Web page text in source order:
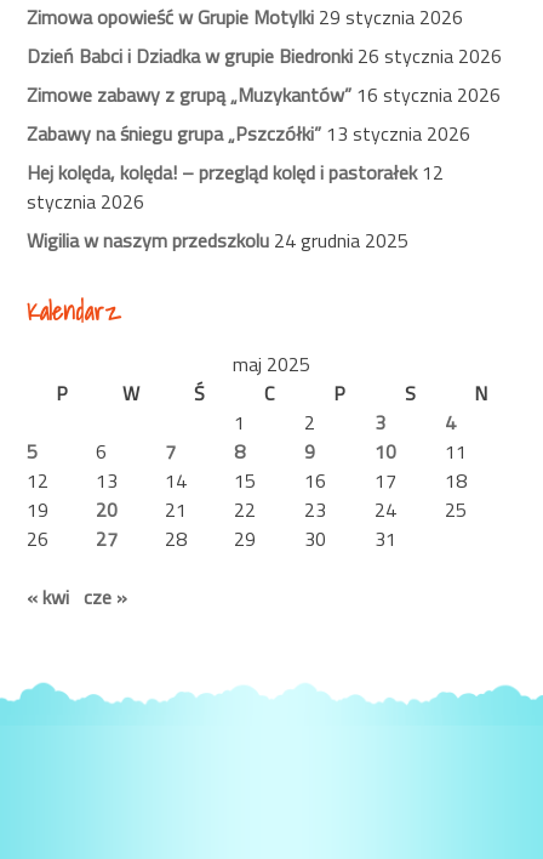
Zimowa opowieść w Grupie Motylki 29 stycznia 2026
Dzień Babci i Dziadka w grupie Biedronki 26 stycznia 2026
Zimowe zabawy z grupą „Muzykantów” 16 stycznia 2026
Zabawy na śniegu grupa „Pszczółki” 13 stycznia 2026
Hej kolęda, kolęda! – przegląd kolęd i pastorałek12
stycznia 2026
Wigilia w naszym przedszkolu 24 grudnia 2025
Kalendarz
maj 2025
P
W Ś C P S
N
1
2 3
4
5
6 7 8 9 10
11
12
13 14 15 16 17
18
19
20 21 22 23 24
25
26
27 28 29 30
31
« kwi cze »